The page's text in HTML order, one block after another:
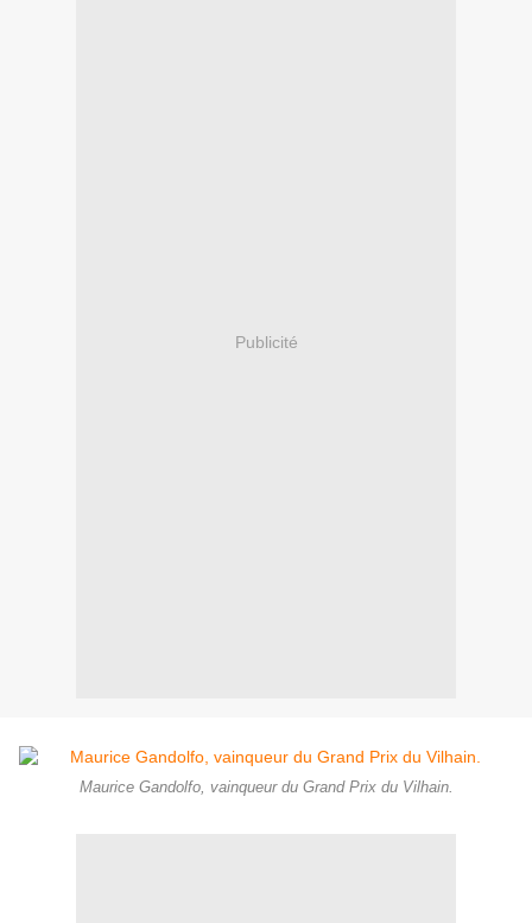
Publicité
Maurice Gandolfo, vainqueur du Grand Prix du Vilhain.